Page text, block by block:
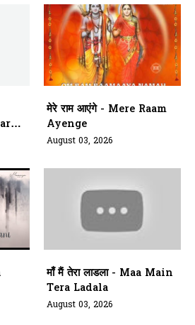
Ki
मेरे राम आएंगे - Mere Raam
Ayenge
August 03, 2026
माँ मैं तेरा लाडला - Maa Main
Tera Ladala
August 03, 2026